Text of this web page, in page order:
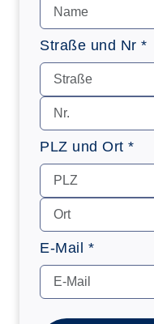
Straße und Nr *
PLZ und Ort *
E-Mail *